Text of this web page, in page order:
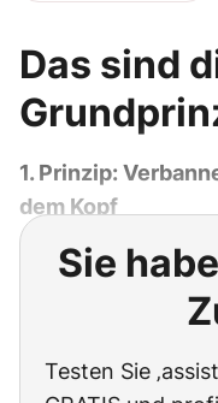
Das sind
1. Prinzip:
dem Kopf
Sie
Testen Sie